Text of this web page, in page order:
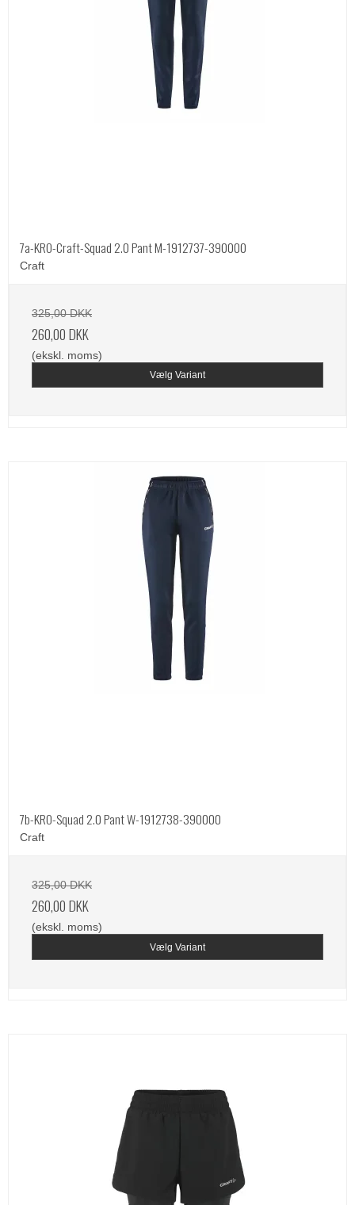
7a-KRO-Craft-Squad 2.0 Pant M-1912737-390000
Craft
325,00 DKK
260,00 DKK
(ekskl. moms)
Vælg Variant
7b-KRO-Squad 2.0 Pant W-1912738-390000
Craft
325,00 DKK
260,00 DKK
(ekskl. moms)
Vælg Variant